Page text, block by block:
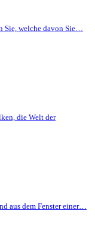
Sie, welche davon Sie…
die Welt der
aus dem Fenster einer…